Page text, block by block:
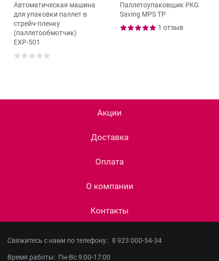
Автоматическая машина
для упаковки паллет в
стрейч-пленку
(паллетообмотчик)
ЕХР-501
Паллетоупаковщик PKG
Saving MPS TP
1 отзыв
Акции
Доставка
Оплата
О компании
Контакты
Свяжитесь с нами по телефону: 8 923 000-54-34
Время работы: Пн-Вс 9:00-17:00